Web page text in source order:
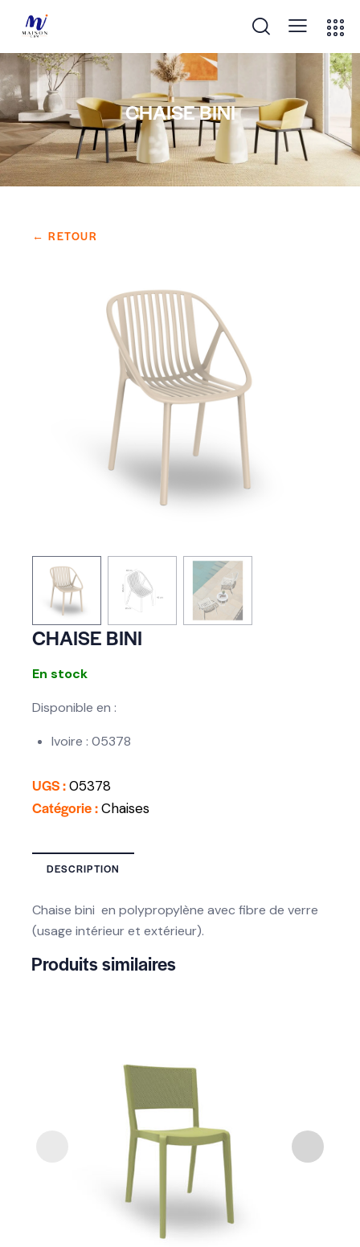
CHAISE BINI
← RETOUR
CHAISE BINI
En stock
Disponible en :
Ivoire : 05378
UGS :05378
Catégorie :Chaises
DESCRIPTION
Chaise bini en polypropylène avec fibre de verre
(usage intérieur et extérieur).
Produits similaires